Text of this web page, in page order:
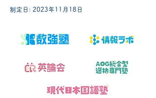
制定日: 2023年11月18日